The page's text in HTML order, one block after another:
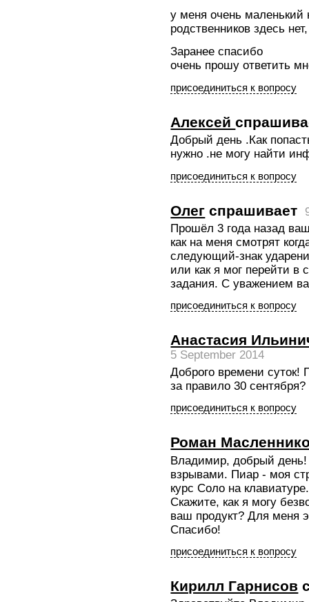
у меня очень маленький
родственников здесь
Заранее спасибо
очень прошу ответить
присоединиться к вопросу
Алексей
Добрый день .Как
нужно .не могу найти
присоединиться к вопросу
Олег спрашивает
Прошёл 3 года назад
как на меня смотрят
следующий-знак
или как я мог перейти
задания. С уважением
присоединиться к вопросу
Анастасия
5 September 2014
Доброго времени суток!
за правило 30
присоединиться к вопросу
Роман
Владимир, добрый
взрывами. Пиар - моя
курс Соло на
Скажите, как я могу
ваш продукт? Для меня
Спасибо!
присоединиться к вопросу
Кирилл Гарнисов